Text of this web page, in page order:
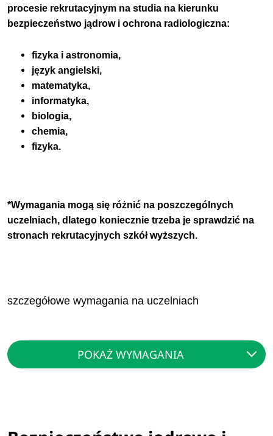
procesie rekrutacyjnym na studia na kierunku
bezpieczeństwo jądrow i ochrona radiologiczna:
fizyka i astronomia,
język angielski,
matematyka,
informatyka,
​biologia,
chemia,
fizyka.
*Wymagania mogą się różnić na poszczególnych
uczelniach, dlatego koniecznie trzeba je sprawdzić na
stronach rekrutacyjnych szkół wyższych.
szczegółowe wymagania na uczelniach
POKAŻ WYMAGANIA